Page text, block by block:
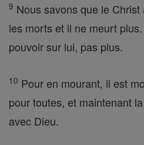
9 Nous savons que le
les morts et il ne meurt
pouvoir sur lui, pas plus.
10 Pour en mourant, il est
pour toutes, et maintenant
avec Dieu.